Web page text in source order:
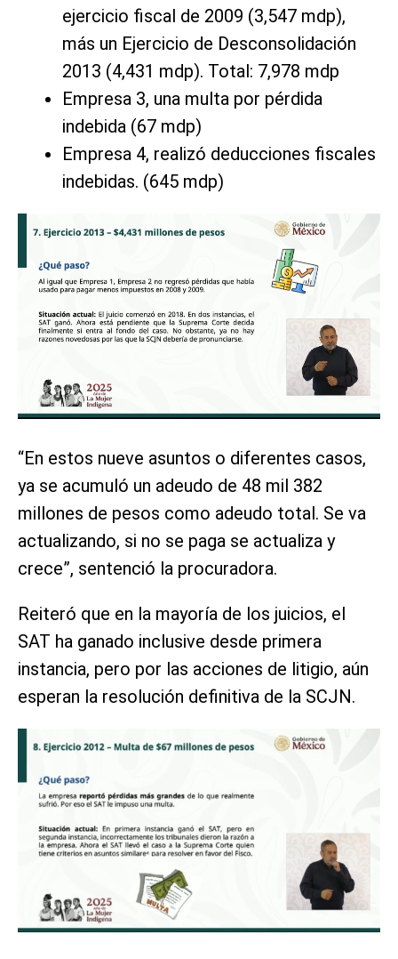
ejercicio fiscal de 2009 (3,547 mdp),
más un Ejercicio de Desconsolidación
2013 (4,431 mdp). Total: 7,978 mdp
Empresa 3, una multa por pérdida
indebida (67 mdp)
Empresa 4, realizó deducciones fiscales
indebidas. (645 mdp)
“En estos nueve asuntos o diferentes casos,
ya se acumuló un adeudo de 48 mil 382
millones de pesos como adeudo total. Se va
actualizando, si no se paga se actualiza y
crece”, sentenció la procuradora.
Reiteró que en la mayoría de los juicios, el
SAT ha ganado inclusive desde primera
instancia, pero por las acciones de litigio, aún
esperan la resolución definitiva de la SCJN.